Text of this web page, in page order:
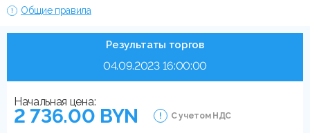
Общие правила
Результаты торгов
04.09.2023 16:00:00
Начальная цена:
2 736.00 BYN С учетом НДС